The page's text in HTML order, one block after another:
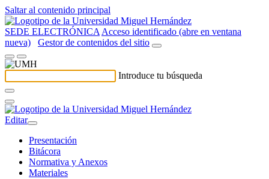
Saltar al contenido principal
SEDE ELECTRÓNICA Acceso identificado (abre en ventana
nueva)
Gestor de contenidos del sitio
Introduce tu búsqueda
Editar
Presentación
Bitácora
Normativa y Anexos
Materiales